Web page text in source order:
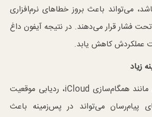
می‌تواند باعث بروز خطاهای نرم‌افزاری
تحت فشار قرار می‌دهند. در نتیجه آیفون داغ
عملکردش کاهش یابد.
زیاد
فعالیت برنامه‌هایی مانند همگام‌سازی iCloud، ردیابی موقعیت
پیام‌رسان می‌تواند در پس‌زمینه باعث